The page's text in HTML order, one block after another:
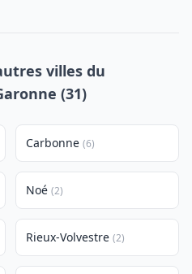
villes du
(31)
Carbonne (6)
Noé (2)
Rieux-Volvestre (2)